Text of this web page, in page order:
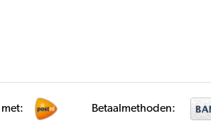
Betaalmethoden: